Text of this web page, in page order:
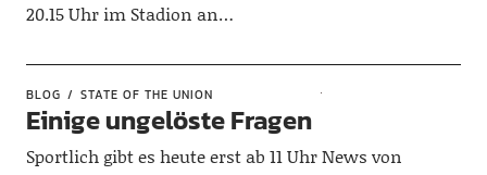
20.15 Uhr im Stadion an…
BLOG STATE OF THE UNION
Einige ungelöste Fragen
Sportlich gibt es heute erst ab 11 Uhr News von